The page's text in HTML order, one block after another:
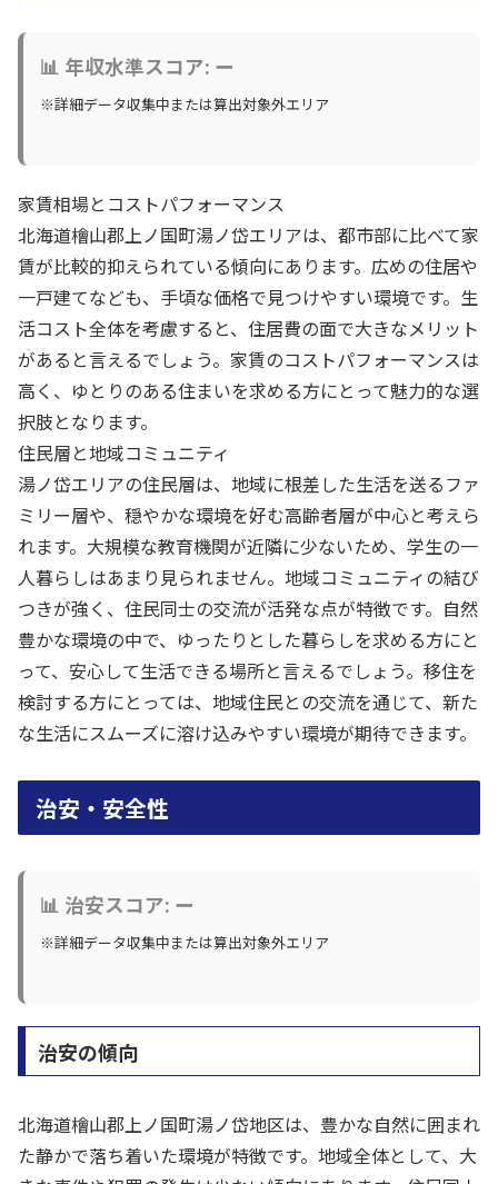
📊 年収水準スコア: ー
※詳細データ収集中または算出対象外エリア
家賃相場とコストパフォーマンス
北海道檜山郡上ノ国町湯ノ岱エリアは、都市部に比べて家
賃が比較的抑えられている傾向にあります。広めの住居や
一戸建てなども、手頃な価格で見つけやすい環境です。生
活コスト全体を考慮すると、住居費の面で大きなメリット
があると言えるでしょう。家賃のコストパフォーマンスは
高く、ゆとりのある住まいを求める方にとって魅力的な選
択肢となります。
住民層と地域コミュニティ
湯ノ岱エリアの住民層は、地域に根差した生活を送るファ
ミリー層や、穏やかな環境を好む高齢者層が中心と考えら
れます。大規模な教育機関が近隣に少ないため、学生の一
人暮らしはあまり見られません。地域コミュニティの結び
つきが強く、住民同士の交流が活発な点が特徴です。自然
豊かな環境の中で、ゆったりとした暮らしを求める方にと
って、安心して生活できる場所と言えるでしょう。移住を
検討する方にとっては、地域住民との交流を通じて、新た
な生活にスムーズに溶け込みやすい環境が期待できます。
治安・安全性
📊 治安スコア: ー
※詳細データ収集中または算出対象外エリア
治安の傾向
北海道檜山郡上ノ国町湯ノ岱地区は、豊かな自然に囲まれ
た静かで落ち着いた環境が特徴です。地域全体として、大